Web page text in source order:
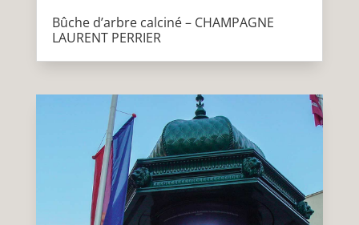
Bûche d’arbre calciné – CHAMPAGNE
LAURENT PERRIER